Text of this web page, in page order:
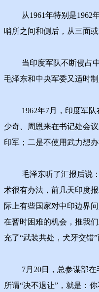
从1961年特别是1962年
哨所之间和侧后，从三面
当印度军队不断侵占中
毛泽东和中央军委又适时
1962年7月，印度军队在
少奇、周恩来在书记处会
印军；二是不使用武力想办
毛泽东听了汇报后说：
术很有办法，前几天印度
际上有些国家对中印边界
在暂时困难的机会，推我
充了“武装共处，犬牙交错
7月20日，总参谋部在毛
所谓“决不退让”，就是：